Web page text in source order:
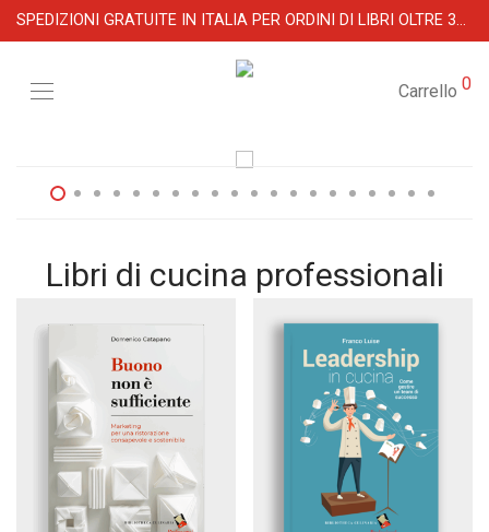
SPEDIZIONI GRATUITE IN ITALIA PER ORDINI DI LIBRI OLTRE 39 €
Carrello 0
Libri di cucina professionali